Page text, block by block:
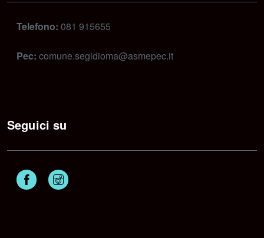
Telefono: 081 915655
Pec: comune.segidioma@asmepec.it
Seguici su
Facebook